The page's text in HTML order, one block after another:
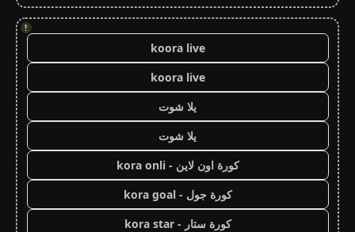
!
koora live
koora live
يلا شوت
يلا شوت
كورة اون لاين - kora onli
كورة جول - kora goal
كورة ستار - kora star